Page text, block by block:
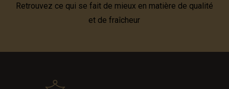
Retrouvez ce qui se fait de mieux en matière de qualité
et de fraîcheur